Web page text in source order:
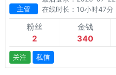
主管
在线时长：10小时47分
粉丝
2
金钱
340
关注 私信